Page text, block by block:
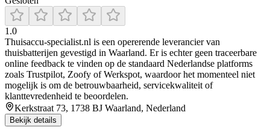
1.0
Thuisaccu‑specialist.nl is een opererende leverancier van
thuisbatterijen gevestigd in Waarland. Er is echter geen traceerbare
online feedback te vinden op de standaard Nederlandse platforms
zoals Trustpilot, Zoofy of Werkspot, waardoor het momenteel niet
mogelijk is om de betrouwbaarheid, servicekwaliteit of
klanttevredenheid te beoordelen.
Kerkstraat 73, 1738 BJ Waarland, Nederland
Bekijk details